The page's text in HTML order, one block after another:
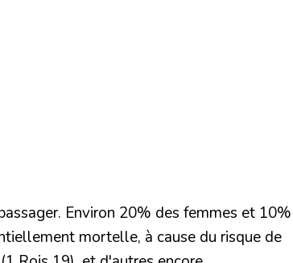
Environ 20% des femmes et 10%
mortelle, à cause du risque de